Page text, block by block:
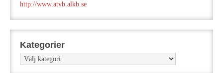
http://www.atvb.alkb.se
Kategorier
Kategorier